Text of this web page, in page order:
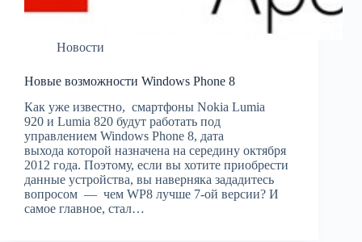
Новости
Новые возможности Windows Phone 8
Как уже известно, смартфоны Nokia Lumia
920 и Lumia 820 будут работать под
управлением Windows Phone 8, дата
выхода которой назначена на середину октября
2012 года. Поэтому, если вы хотите приобрести
данные устройства, вы наверняка зададитесь
вопросом — чем WP8 лучше 7-ой версии? И
самое главное, стал…